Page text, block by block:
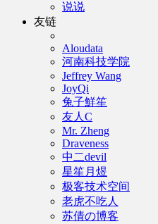
说说
友链
Aloudata
河南科技学院
Jeffrey Wang
JoyQi
兔子鮮笙
友人C
Mr. Zheng
Draveness
中二devil
星笙月煜
极客技术空间
老虎不吃人
苏倩の博客